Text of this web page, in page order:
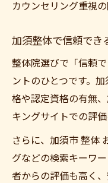
カウンセリング重視
加須整体で信頼でき
整体院選びで「信頼
ントのひとつです。
格や認定資格の有無
キングサイトでの評価
さらに、加須市 整体
グなどの検索キーワ
者からの評価も高く